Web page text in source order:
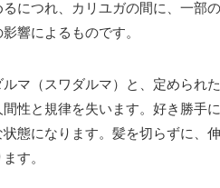
につれ、カリユガの間に、一部
響によるものです。
マ（スワダルマ）と、定められ
性と規律を失います。好き勝手
態になります。髪を切らずに、
す。